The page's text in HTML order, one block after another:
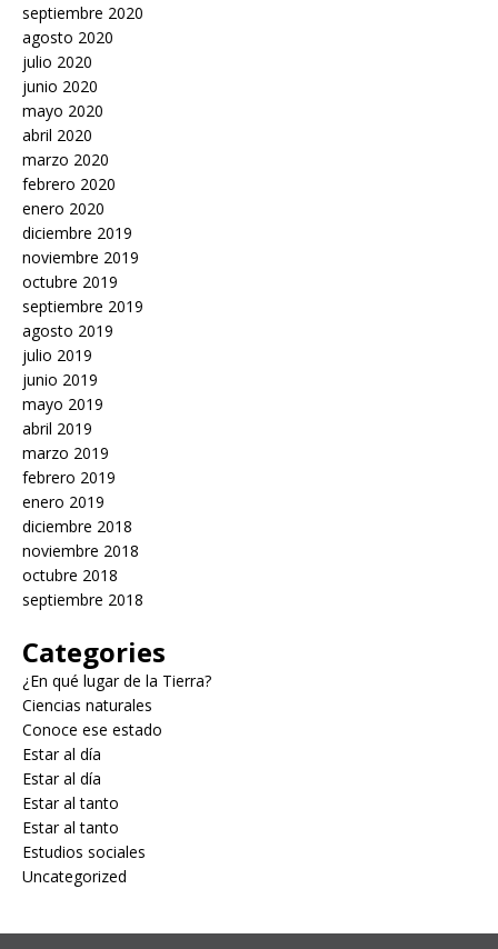
septiembre 2020
agosto 2020
julio 2020
junio 2020
mayo 2020
abril 2020
marzo 2020
febrero 2020
enero 2020
diciembre 2019
noviembre 2019
octubre 2019
septiembre 2019
agosto 2019
julio 2019
junio 2019
mayo 2019
abril 2019
marzo 2019
febrero 2019
enero 2019
diciembre 2018
noviembre 2018
octubre 2018
septiembre 2018
Categories
¿En qué lugar de la Tierra?
Ciencias naturales
Conoce ese estado
Estar al día
Estar al día
Estar al tanto
Estar al tanto
Estudios sociales
Uncategorized